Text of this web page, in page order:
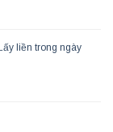
liền trong ngày